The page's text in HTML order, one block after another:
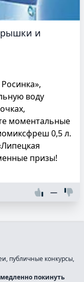
и
воду
моментальные
0,5 л.
призы!
—
публичные конкурсы,
покинуть